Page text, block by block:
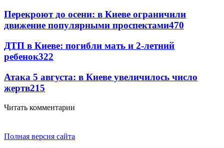
Перекроют до осени: в Киеве ограничили
движение популярными проспектами470
ДТП в Киеве: погибли мать и 2-летний
ребенок322
Атака 5 августа: в Киеве увеличилось число
жертв215
Читать комментарии
Полная версия сайта